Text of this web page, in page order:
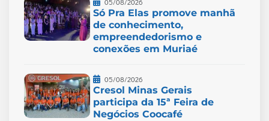
05/08/2026
Só Pra Elas promove manhã
de conhecimento,
empreendedorismo e
conexões em Muriaé
05/08/2026
Cresol Minas Gerais
participa da 15ª Feira de
Negócios Coocafé